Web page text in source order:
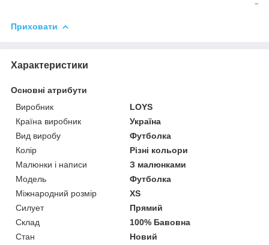
Приховати
Характеристики
Основні атрибути
Виробник
LOYS
Країна виробник
Україна
Вид виробу
Футболка
Колір
Різні кольори
Малюнки і написи
З малюнками
Модель
Футболка
Міжнародний розмір
XS
Силует
Прямий
Склад
100% Бавовна
Стан
Новий